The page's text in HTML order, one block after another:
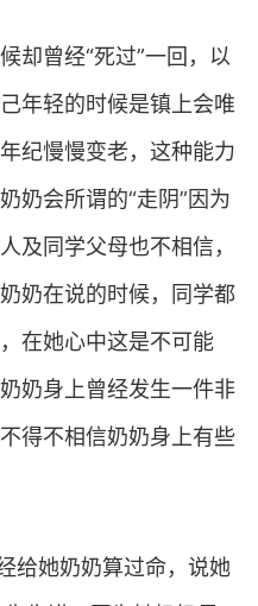
却曾经“死过”一回，以
年轻的时候是镇上会唯
纪慢慢变老，这种能力
奶会所谓的“走阴”因为
及同学父母也不相信，
奶在说的时候，同学都
在她心中这是不可能
奶身上曾经发生一件非
得不相信奶奶身上有些
给她奶奶算过命，说她